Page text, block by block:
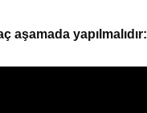
aşamada yapılmalıdır: